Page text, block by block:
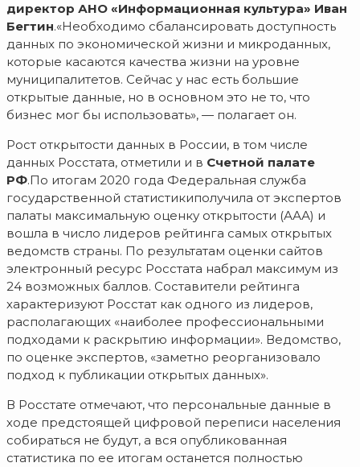
директор АНО «Информационная культура» Иван
Бегтин.«Необходимо сбалансировать доступность
данных по экономической жизни и микроданных,
которые касаются качества жизни на уровне
муниципалитетов. Сейчас у нас есть большие
открытые данные, но в основном это не то, что
бизнес мог бы использовать», — полагает он.
Рост открытости данных в России, в том числе
данных Росстата, отметили и в Счетной палате
РФ.По итогам 2020 года Федеральная служба
государственной статистикиполучила от экспертов
палаты максимальную оценку открытости (ААА) и
вошла в число лидеров рейтинга самых открытых
ведомств страны. По результатам оценки сайтов
электронный ресурс Росстата набрал максимум из
24 возможных баллов. Составители рейтинга
характеризуют Росстат как одного из лидеров,
располагающих «наиболее профессиональными
подходами к раскрытию информации». Ведомство,
по оценке экспертов, «заметно реорганизовало
подход к публикации открытых данных».
В Росстате отмечают, что персональные данные в
ходе предстоящей цифровой переписи населения
собираться не будут, а вся опубликованная
статистика по ее итогам останется полностью